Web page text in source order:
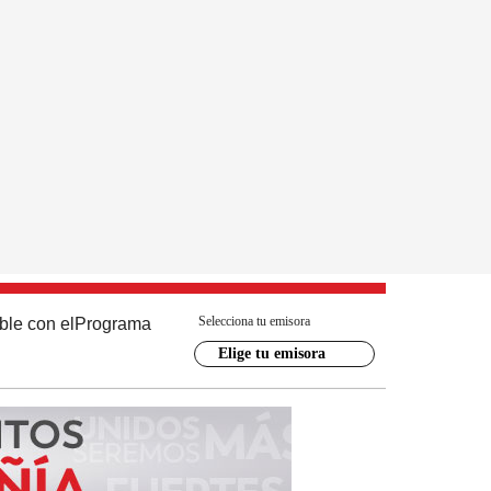
con el Programa Selecciona tu emisora
Elige tu emisora